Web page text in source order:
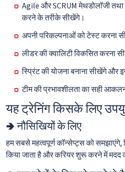
Agile और SCRUM मेथडोलॉजी
करने के तरीके सीखेंगे।
अपनी परिकल्पनाओं को टेस्ट करना
लीडर की क्वालिटी विकसित करना
स्प्रिंट की योजना बनाना सीखेंगे और
टीम की प्रभावशीलता का सही
यह ट्रेनिंग किसके लिए
🢂 नौसिखियों के लिए
हम सबसे महत्वपूर्ण कॉन्सेप्ट्स को समझाएंगे,
किया जाता है और करियर शुरू करने में मदद